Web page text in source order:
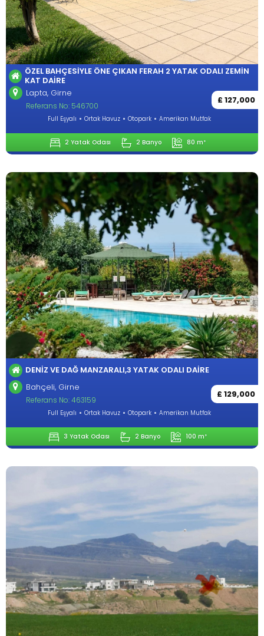
ÖZEL BAHÇESIYLE ÖNE ÇIKAN FERAH 2 YATAK ODALI ZEMIN
KAT DAIRE
Lapta, Girne
£ 127,000
Referans No: 546700
Full Eşyalı Ortak Havuz Otopark Amerikan Mutfak
2 Yatak Odası 2 Banyo 80 m²
DENIZ VE DAĞ MANZARALI,3 YATAK ODALI DAIRE
Bahçeli, Girne
£ 129,000
Referans No: 463159
Full Eşyalı Ortak Havuz Otopark Amerikan Mutfak
3 Yatak Odası 2 Banyo 100 m²